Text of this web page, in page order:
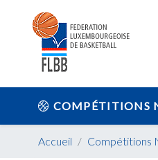
COMPÉTITIONS
Accueil Compétitions